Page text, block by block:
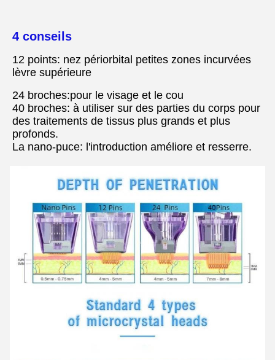
4 conseils
12 points: nez périorbital petites zones incurvées
lèvre supérieure
24 broches:pour le visage et le cou
40 broches: à utiliser sur des parties du corps pour
des traitements de tissus plus grands et plus
profonds.
La nano-puce: l'introduction améliore et resserre.